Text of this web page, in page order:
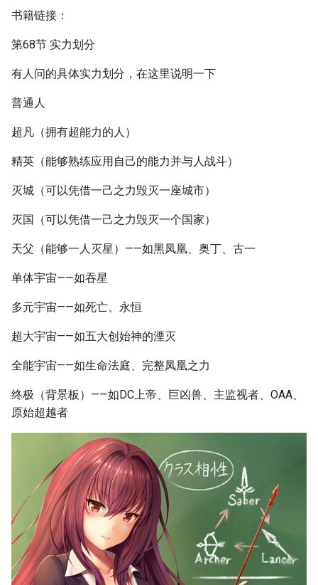
书籍链接：
第68节 实力划分
有人问的具体实力划分，在这里说明一下
普通人
超凡（拥有超能力的人）
精英（能够熟练应用自己的能力并与人战斗）
灭城（可以凭借一己之力毁灭一座城市）
灭国（可以凭借一己之力毁灭一个国家）
天父（能够一人灭星）——如黑凤凰、奥丁、古一
单体宇宙——如吞星
多元宇宙——如死亡、永恒
超大宇宙——如五大创始神的湮灭
全能宇宙——如生命法庭、完整凤凰之力
终极（背景板）——如DC上帝、巨凶兽、主监视者、OAA、
原始超越者